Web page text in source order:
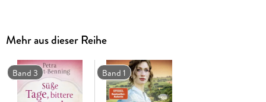
vergessen: die Sehnsucht nach ihrem Sohn, der als Baby
spurlos verschwand. Noch ahnt sie nicht, wie nah ihr das
geliebte Kind ist - und welchen Preis das Schicksal von ihr für
die Chance auf ein Wiedersehen fordern wird . . .
Mehr aus dieser Reihe
Band 3 Band 1